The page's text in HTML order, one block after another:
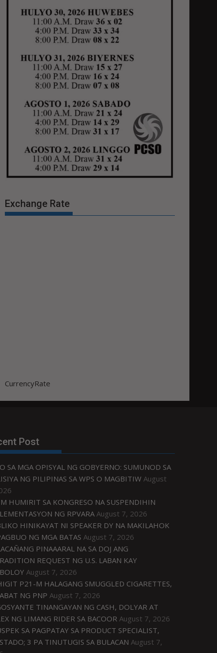
Exchange Rate
CurrencyRate
Post
SA MGA OPISYAL NG GOBYERNO: SUMUNOD SA
NG PILIPINAS SA WPS O MAGBITIW August
HUMIRIT SA KONGRESO NA SUSPENDIHIN
NG RPVARA August 7, 2026
HINIKAYAT NI SPEAKER DY NA MAKILAHOK
NG MGA BATAS August 7, 2026
PINAAARAL NA SA DOJ ANG
REQUEST NG U.S. LABAN KAY
August 7, 2026
P21-M HALAGANG SMUGGLED CIGARETTES,
NG PNP August 7, 2026
TINANGAYAN NG CASH, DOLYAR AT
NG LIMANG RIDER SA BACOOR August 7, 2026
SA PAGPATAY SA PRODUCT SPECIALIST,
3 PA TINUTUGIS SA BULACAN August 7,